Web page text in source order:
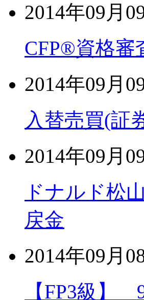
2014年09月
CFP®資格審
2014年09月
入替売買(証
2014年09月
ドナルド松
戻金
2014年09月
【FP3級】